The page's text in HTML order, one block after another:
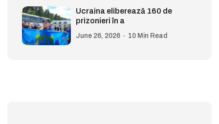
Ucraina eliberează 160 de
prizonieri în a
June 26, 2026 10 Min Read